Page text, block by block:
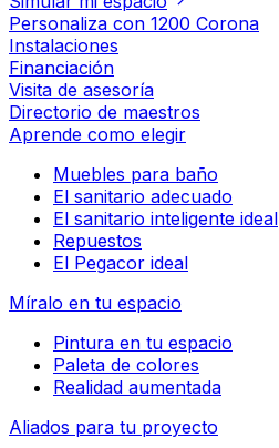
Personaliza con 1200 Corona
Instalaciones
Financiación
Visita de asesoría
Directorio de maestros
Aprende como elegir
Muebles para baño
El sanitario adecuado
El sanitario inteligente ideal
Repuestos
El Pegacor ideal
Míralo en tu espacio
Pintura en tu espacio
Paleta de colores
Realidad aumentada
Aliados para tu proyecto